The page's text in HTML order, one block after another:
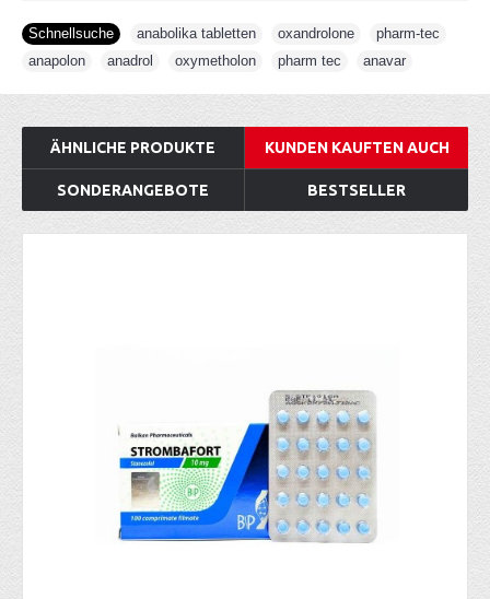
Schnellsuche anabolika tabletten oxandrolone pharm-tec
anapolon
anadrol oxymetholon pharm tec anavar
ÄHNLICHE PRODUKTE KUNDEN KAUFTEN AUCH
SONDERANGEBOTE BESTSELLER